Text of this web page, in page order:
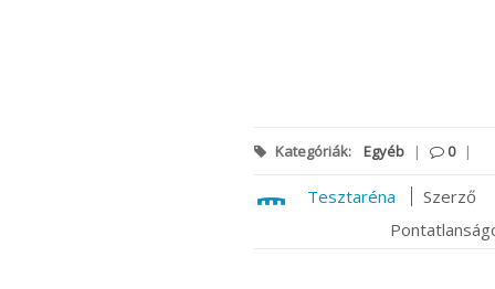
Kategóriák: Egyéb | 0 |
Tesztaréna
Szerző